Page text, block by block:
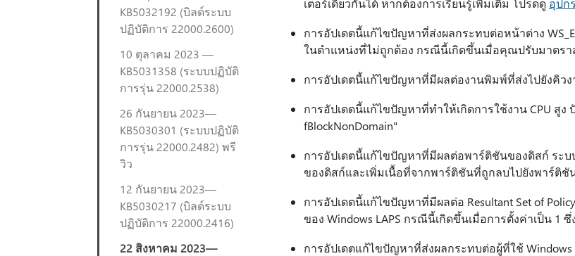
KB5032192 (บิลด์ระบบ
ปฏิบัติการ 22000.2600)
10 ตุลาคม 2023 —
KB5031358 (ระบบปฏิบัติ
การรุ่น 22000.2538)
26 กันยายน 2023—
KB5030301 (ระบบปฏิบัติ
การรุ่น 22000.2482) พรี
วิว
12 กันยายน 2023—
KB5030217 (บิลด์ระบบ
ปฏิบัติการ 22000.2416)
22 สิงหาคม 2023—
เตอร์เดียวกันได้ หากต้องการเรียนรู้เพิ่มเติม โปรดดู อุปก
การอัปเดตนี้แก้ไขปัญหาที่ส่งผลกระทบต่อหน้าต่าง
ในตําแหน่งที่ไม่ถูกต้อง กรณีนี้เกิดขึ้นเมื่อคุณปรับมาตร
การอัปเดตนี้แก้ไขปัญหาที่มีผลต่องานพิมพ์ที่ส่งไปยังคิว
การอัปเดตนี้แก้ไขปัญหาที่ทําให้เกิดการใช้งาน CPU สู
fBlockNonDomain"
การอัปเดตนี้แก้ไขปัญหาที่มีผลต่อพาร์ติชันของดิสก์ ร
ของดิสก์และเพิ่มเนื้อที่จากพาร์ติชันที่ถูกลบไปยังพาร์ติชั
การอัปเดตนี้แก้ไขปัญหาที่มีผลต่อ Resultant Set of
ของ Windows LAPS กรณีนี้เกิดขึ้นเมื่อการตั้งค่าเป็น 1
การอัปเดตแก้ไขปัญหาที่ส่งผลกระทบต่อผู้ที่ใช้